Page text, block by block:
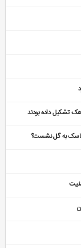
ماسک به گل نشست؟